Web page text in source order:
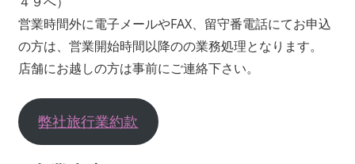
営業時間外に電子メールやFAX、留守番電話にてお申込
の方は、営業開始時間以降のの業務処理となります。
店舗にお越しの方は事前にご連絡下さい。
弊社旅行業約款